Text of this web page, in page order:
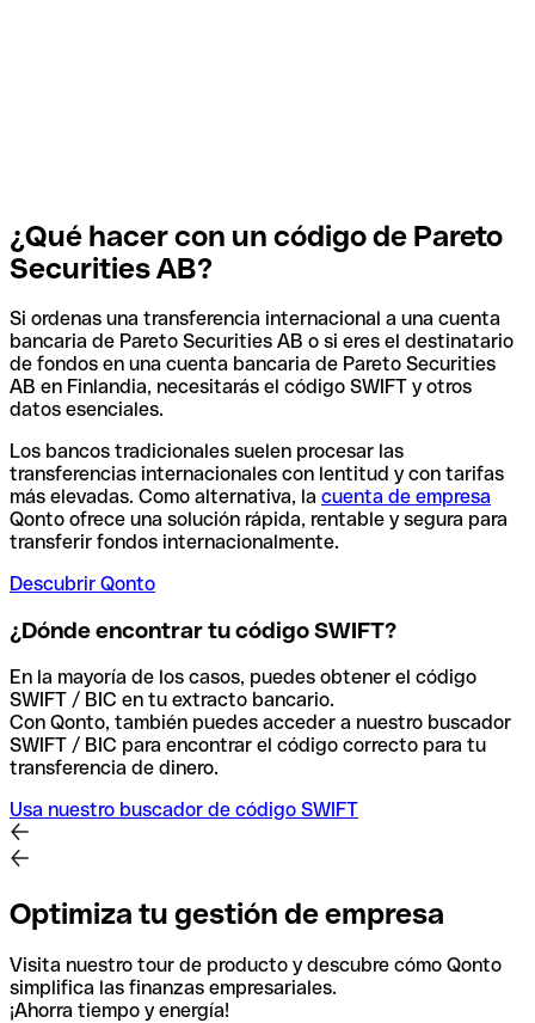
¿Qué hacer con un código de Pareto
Securities AB?
Si ordenas una transferencia internacional a una cuenta
bancaria de Pareto Securities AB o si eres el destinatario
de fondos en una cuenta bancaria de Pareto Securities
AB en Finlandia, necesitarás el código SWIFT y otros
datos esenciales.
Los bancos tradicionales suelen procesar las
transferencias internacionales con lentitud y con tarifas
más elevadas. Como alternativa, la cuenta de empresa
Qonto ofrece una solución rápida, rentable y segura para
transferir fondos internacionalmente.
Descubrir Qonto
¿Dónde encontrar tu código SWIFT?
En la mayoría de los casos, puedes obtener el código
SWIFT / BIC en tu extracto bancario.
Con Qonto, también puedes acceder a nuestro buscador
SWIFT / BIC para encontrar el código correcto para tu
transferencia de dinero.
Usa nuestro buscador de código SWIFT
Optimiza tu gestión de empresa
Visita nuestro tour de producto y descubre cómo Qonto
simplifica las finanzas empresariales.
¡Ahorra tiempo y energía!